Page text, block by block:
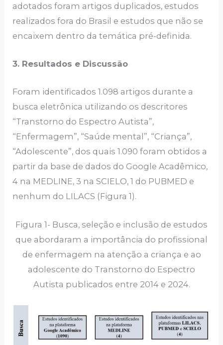
adotados foram artigos duplicados, estudos
realizados fora do Brasil e estudos que não se
encaixem dentro da temática pré-definida.
3. Resultados e Discussão
Foram identificados 1.098 artigos durante a
busca eletrônica utilizando os descritores
“Transtorno do Espectro Autista”,
“Enfermagem”, “Saúde mental”, “Criança”,
“Adolescente”, dos quais 1.090 foram obtidos a
partir da base de dados do Google Acadêmico,
4 na MEDLINE, 3 na SCIELO, 1 do PUBMED e
nenhum do LILACS (Figura 1).
Figura 1- Busca, seleção e inclusão de estudos
que abordaram a importância do profissional
de enfermagem na atenção a criança e ao
adolescente do Transtorno do Espectro
Autista publicados entre 2014 e 2024.